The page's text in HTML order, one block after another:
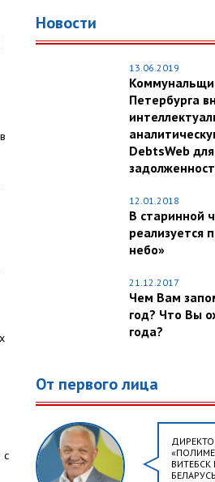
с
Новости
13.06.2019
Петербурга
DebtsWeb
12.01.2018
В старинной
реализуется
небо»
21.12.2017
Чем Вам
год? Что Вы
года?
От первого лица
ВИТЕБСК